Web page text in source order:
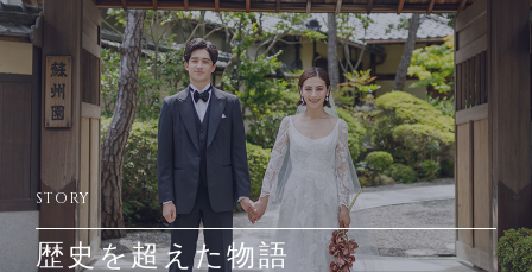
STORY
歴史を超えた物語